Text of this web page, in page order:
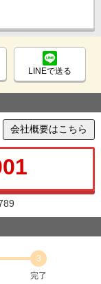
LINEで送る
会社概要はこちら
3
完了